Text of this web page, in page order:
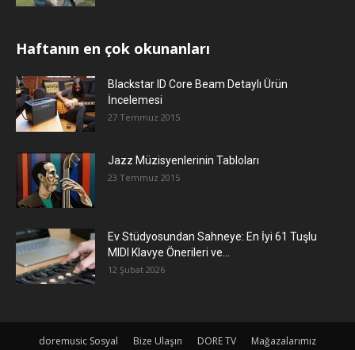
Haftanın en çok okunanları
Blackstar ID Core Beam Detaylı Ürün
İncelemesi
27 Temmuz 2015
Jazz Müzisyenlerinin Tabloları
23 Temmuz 2015
Ev Stüdyosundan Sahneye: En İyi 61 Tuşlu
MIDI Klavye Önerileri ve...
12 Şubat 2026
doremusic Sosyal Bize Ulaşın DORE TV Mağazalarımız